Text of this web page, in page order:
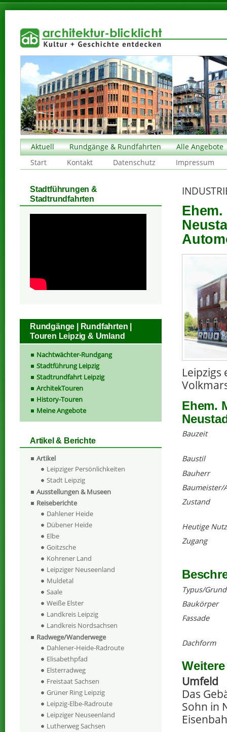
Aktuell Rundgänge & Rundfahrten
Alle Angebote
Start
Kontakt Datenschutz Impressum
Ehem.
Bauzeit
Baustil
Bauherr
Baumeister/
Zustand
Heutige
Zugang
Typus/
Baukörper
Fassade
Dachform
Umfeld
Das
Sohn in
Stadtführungen &
Stadtrundfahrten
Rundgänge | Rundfahrten |
Touren Leipzig & Umland
Nachtwächter-Rundgang
Stadtführung Leipzig
Stadtrundfahrt Leipzig
ArchitekTouren
History-Touren
Meine Angebote
Artikel & Berichte
Artikel
Leipziger Persönlichkeiten
Stadt Leipzig
Ausstellungen & Museen
Reiseberichte
Dahlener Heide
Dübener Heide
Elbe
Goitzsche
Kohrener Land
Leipziger Neuseenland
Muldetal
Saale
Weiße Elster
Landkreis Leipzig
Landkreis Nordsachsen
Radwege/Wanderwege
Dahlener-Heide-Radroute
Elisabethpfad
Elsterradweg
Freistaat Sachsen
Grüner Ring Leipzig
Leipzig-Elbe-Radroute
Leipziger Neuseenland
Lutherweg Sachsen